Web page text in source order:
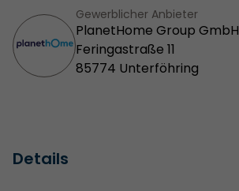
Gewerblicher Anbieter
PlanetHome Group GmbH
Feringastraße 11
85774 Unterföhring
Details